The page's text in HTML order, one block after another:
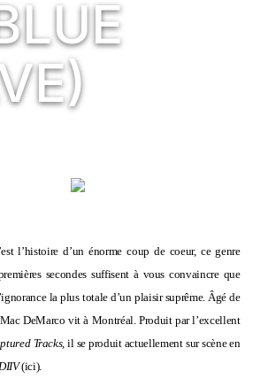
l’histoire d’un énorme coup de coeur, ce genre
secondes suffisent à vous convaincre que
la plus totale d’un plaisir suprême. Âgé de
DeMarco vit à Montréal. Produit par l’excellent
Tracks, il se produit actuellement sur scène en
(ici).